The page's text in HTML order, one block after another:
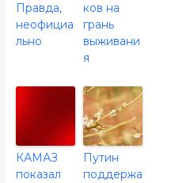
Правда,
неофициа
льно
ков на
грань
выживани
я
КАМАЗ
показал
Путин
поддержа